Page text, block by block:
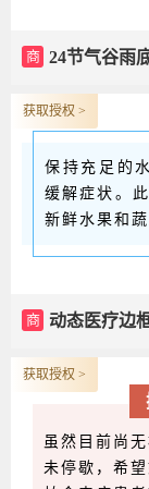
商 24节气谷雨
保持充足的
缓解症状。
新鲜水果和
商 动态医疗边
获取授权 >
虽然目前尚
未停歇，希
获取授权 >